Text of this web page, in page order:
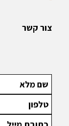
צור קשר